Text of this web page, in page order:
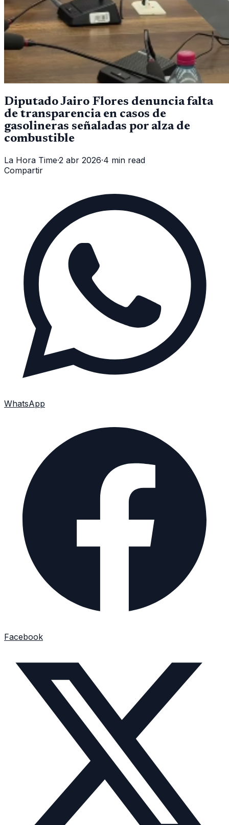
Diputado Jairo Flores denuncia falta
de transparencia en casos de
gasolineras señaladas por alza de
combustible
La Hora Time·2 abr 2026·4 min read
Compartir
WhatsApp
Facebook